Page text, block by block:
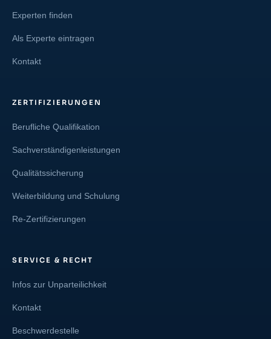
Experten finden
Als Experte eintragen
Kontakt
ZERTIFIZIERUNGEN
Berufliche Qualifikation
Sachverständigenleistungen
Qualitätssicherung
Weiterbildung und Schulung
Re-Zertifizierungen
SERVICE & RECHT
Infos zur Unparteilichkeit
Kontakt
Beschwerdestelle